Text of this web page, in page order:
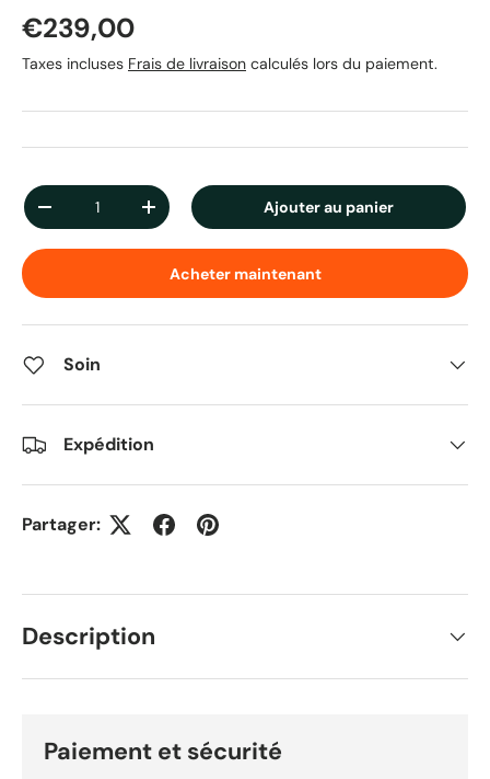
Prix habituel
€239,00
Taxes incluses Frais de livraison calculés lors du paiement.
Qté
Diminuer la quantitéAugmenter la quantitéAjouter au panier
Acheter maintenant
Soin
Expédition
Partager:
Description
Paiement et sécurité